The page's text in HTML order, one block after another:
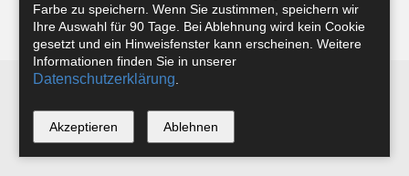
Instagram
*
Farbe zu speichern. Wenn Sie zustimmen, speichern wir
Ihre Auswahl für 90 Tage. Bei Ablehnung wird kein Cookie
gesetzt und ein Hinweisfenster kann erscheinen. Weitere
Informationen finden Sie in unserer
Datenschutzerklärung
Akzeptieren Ablehnen